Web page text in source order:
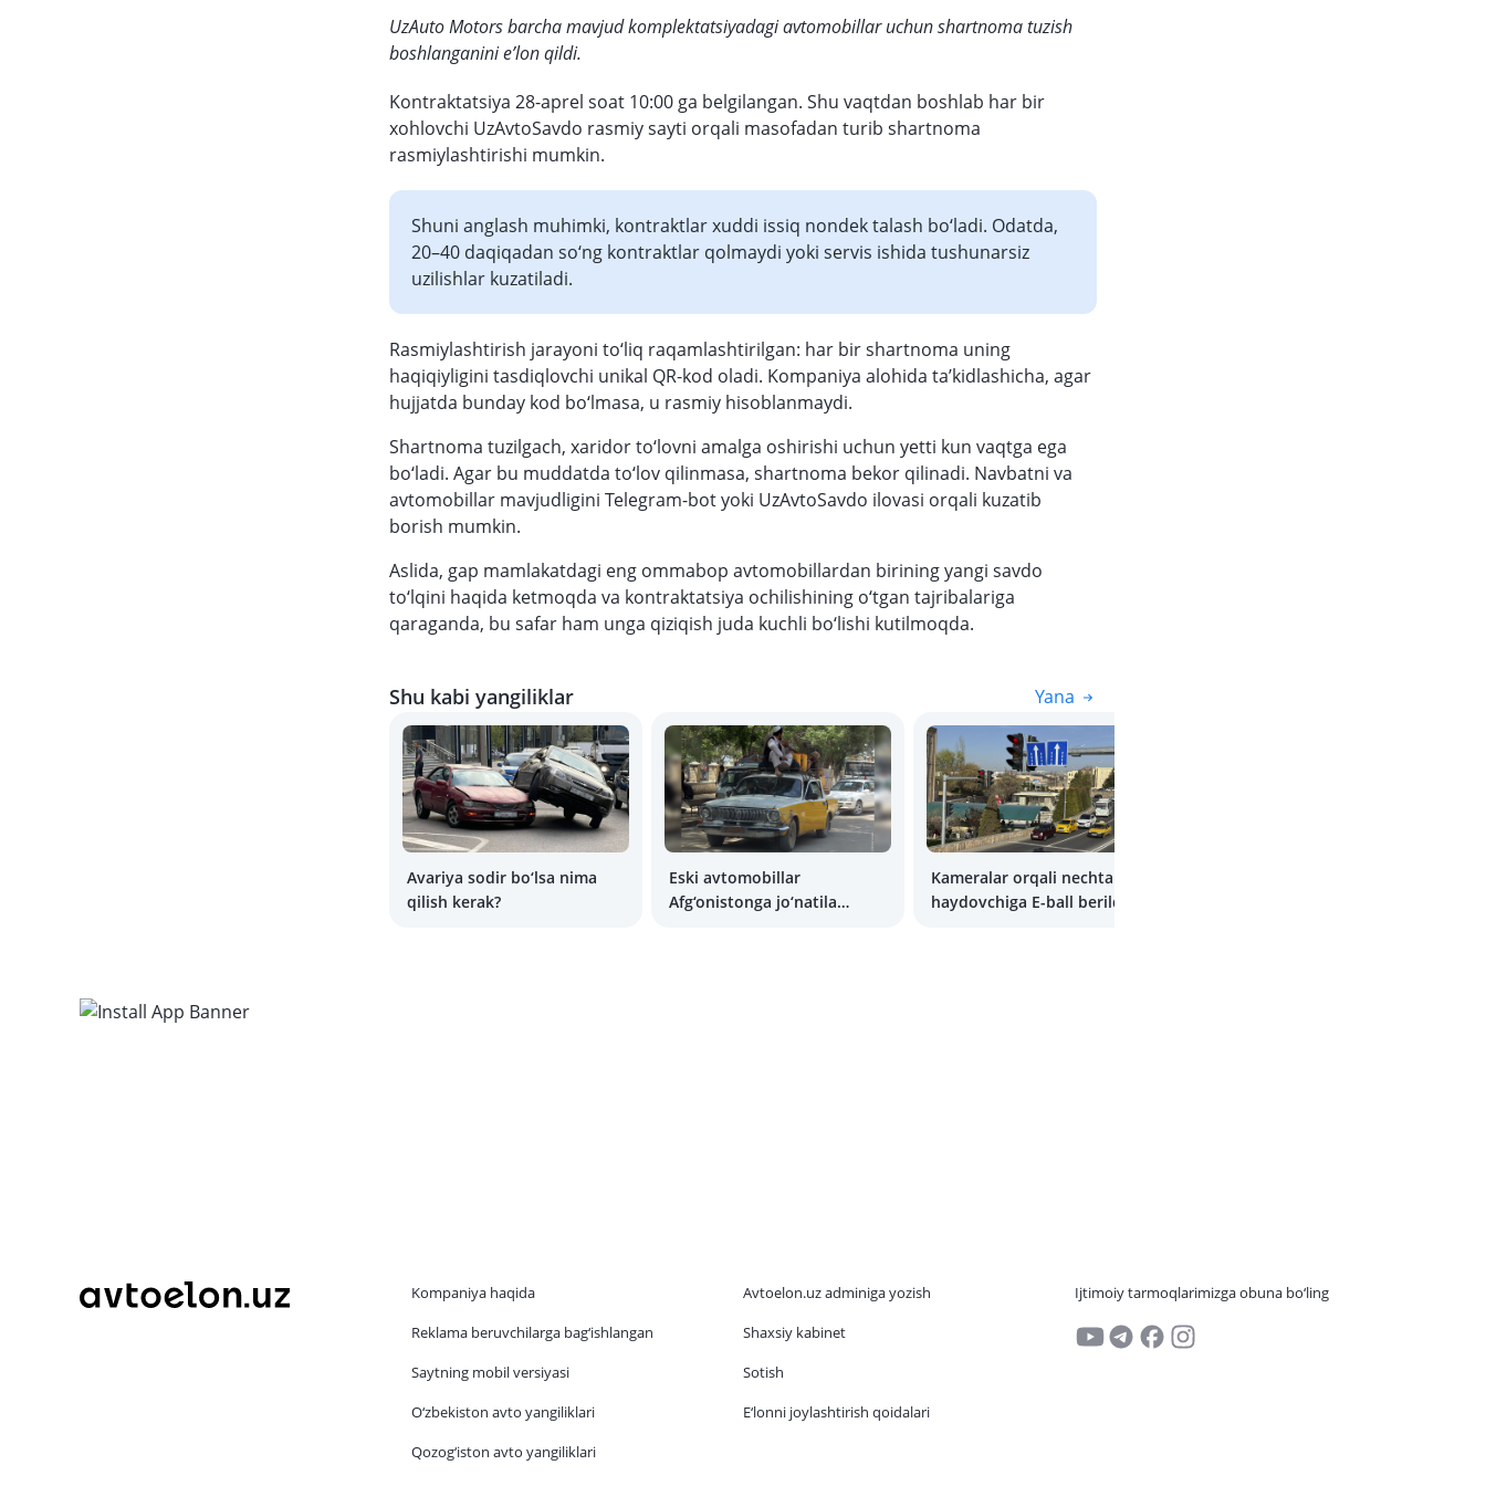
UzAuto Motors barcha mavjud komplektatsiyadagi avtomobillar uchun shartnoma tuzish
boshlanganini e’lon qildi.
Kontraktatsiya 28-aprel soat 10:00 ga belgilangan. Shu vaqtdan boshlab har bir
xohlovchi UzAvtoSavdo rasmiy sayti orqali masofadan turib shartnoma
rasmiylashtirishi mumkin.
Shuni anglash muhimki, kontraktlar xuddi issiq nondek talash bo‘ladi. Odatda,
20–40 daqiqadan so‘ng kontraktlar qolmaydi yoki servis ishida tushunarsiz
uzilishlar kuzatiladi.
Rasmiylashtirish jarayoni to‘liq raqamlashtirilgan: har bir shartnoma uning
haqiqiyligini tasdiqlovchi unikal QR-kod oladi. Kompaniya alohida ta’kidlashicha, agar
hujjatda bunday kod bo‘lmasa, u rasmiy hisoblanmaydi.
Shartnoma tuzilgach, xaridor to‘lovni amalga oshirishi uchun yetti kun vaqtga ega
bo‘ladi. Agar bu muddatda to‘lov qilinmasa, shartnoma bekor qilinadi. Navbatni va
avtomobillar mavjudligini Telegram-bot yoki UzAvtoSavdo ilovasi orqali kuzatib
borish mumkin.
Aslida, gap mamlakatdagi eng ommabop avtomobillardan birining yangi savdo
to‘lqini haqida ketmoqda va kontraktatsiya ochilishining o‘tgan tajribalariga
qaraganda, bu safar ham unga qiziqish juda kuchli bo‘lishi kutilmoqda.
Shu kabi yangiliklar Yana
Avariya sodir bo‘lsa nima
qilish kerak?
Eski avtomobillar
Afg‘onistonga jo‘natila
Kameralar orqali nechta
haydovchiga E-ball berildi?
Kompaniya haqida
Reklama beruvchilarga bag‘ishlangan
Saytning mobil versiyasi
O‘zbekiston avto yangiliklari
Qozog‘iston avto yangiliklari
Avtoelon.uz adminiga yozish
Shaxsiy kabinet
Sotish
E‘lonni joylashtirish qoidalari
Ijtimoiy tarmoqlarimizga obuna bo‘ling